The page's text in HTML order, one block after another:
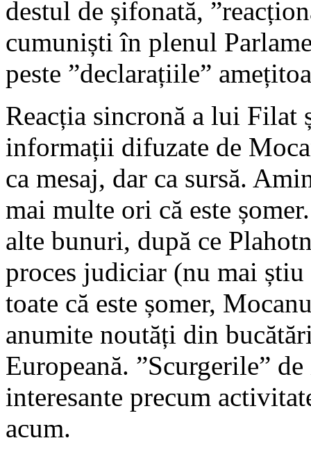
destul de șifonată,
cumuniști în plenul
peste ”declarațiile”
Reacția sincronă a lui Filat
informații difuzate de
ca mesaj, dar ca sursă.
mai multe ori că este
alte bunuri, după ce
proces judiciar (nu mai
toate că este șomer,
anumite noutăți din
Europeană. ”Scurgerile”
interesante precum
acum.